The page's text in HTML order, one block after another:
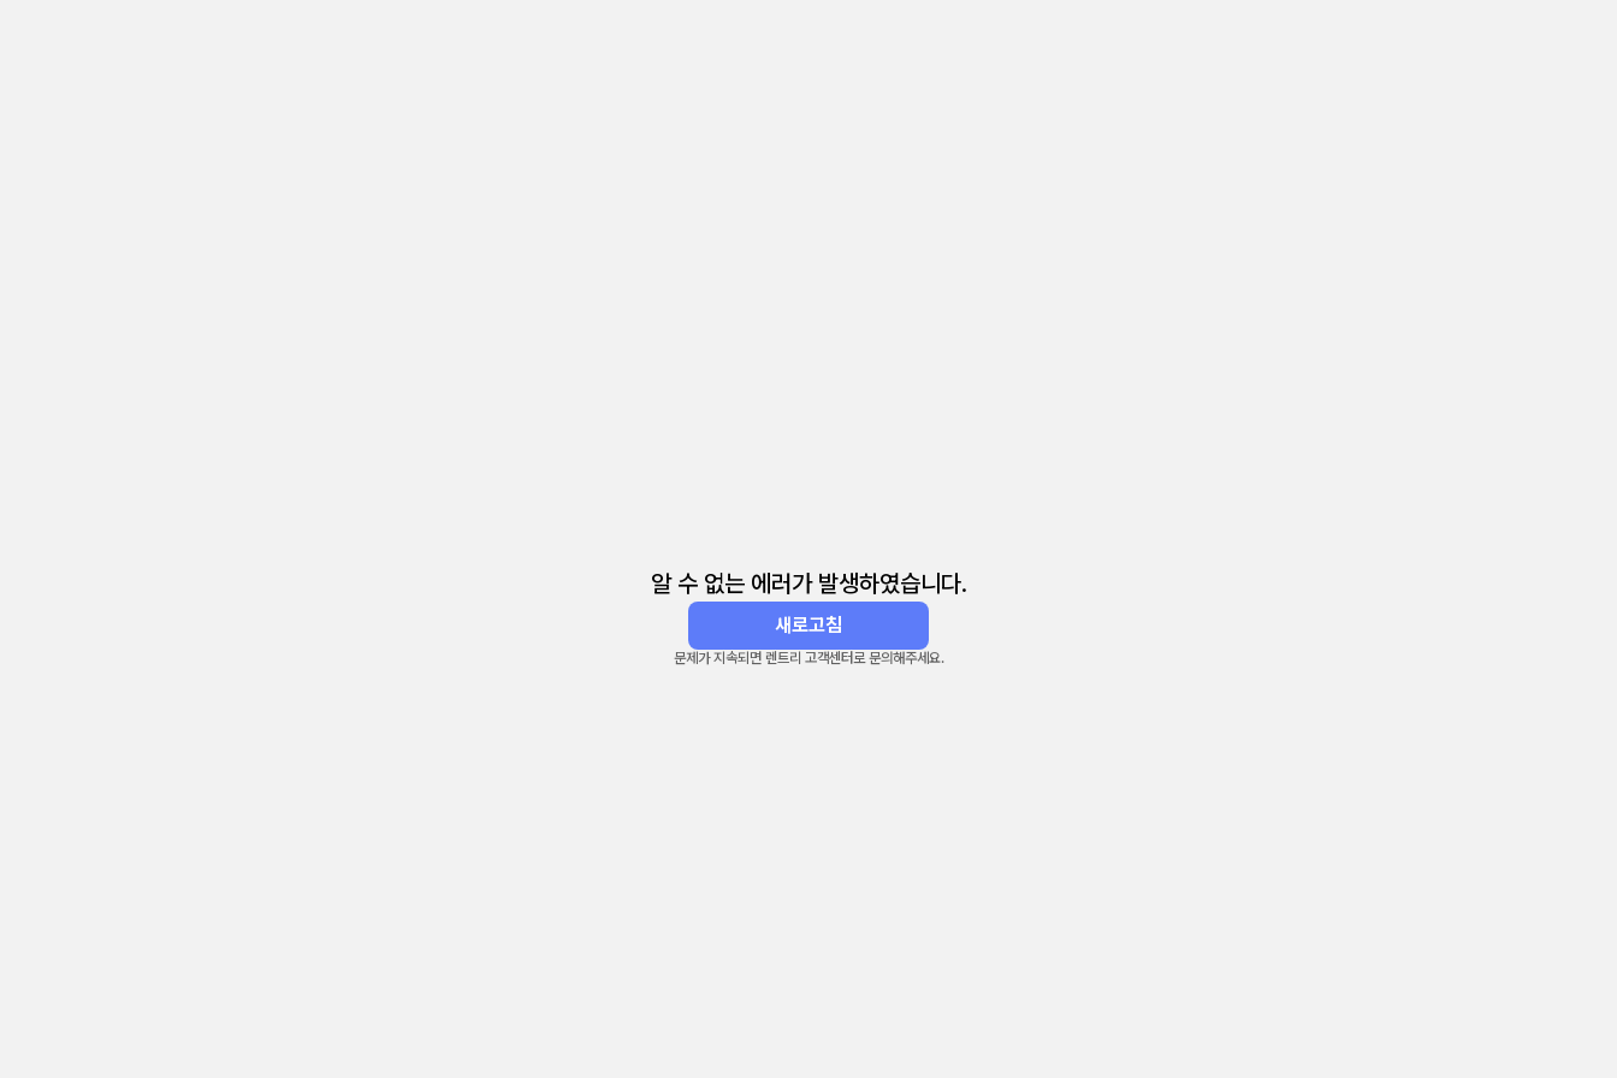
알 수 없는 에러가 발생하였습니다.
새로고침
문제가 지속되면 렌트리 고객센터로 문의해주세요.